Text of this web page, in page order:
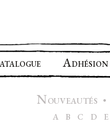
ATALOGUE ADHÉSION
NOUVEAUTÉS •
A
B C D E